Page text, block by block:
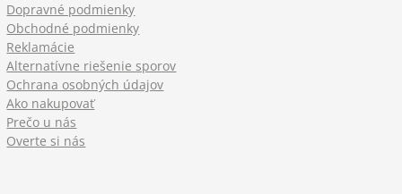
Dopravné podmienky
Obchodné podmienky
Reklamácie
Alternatívne riešenie sporov
Ochrana osobných údajov
Ako nakupovať
Prečo u nás
Overte si nás